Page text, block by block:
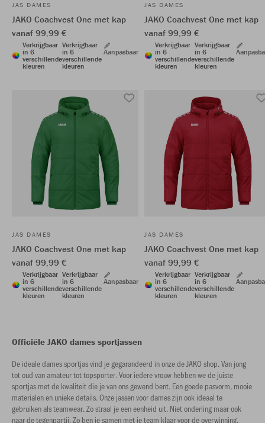
JAS DAMES
JAKO Coachvest One met kap
vanaf 99,99 €
Verkrijgbaar
in 6
verschillende
kleuren
Verkrijgbaar
in 6
verschillende
kleuren
Aanpasbaar
JAS DAMES
JAKO Coachvest One met kap
vanaf 99,99 €
Verkrijgbaar
in 6
verschillende
kleuren
Verkrijgbaar
in 6
verschillende
kleuren
JAS DAMES
JAKO Coachvest One met kap
vanaf 99,99 €
Verkrijgbaar
in 6
verschillende
kleuren
Verkrijgbaar
in 6
verschillende
kleuren
Aanpasbaar
JAS DAMES
JAKO Coachvest One met kap
vanaf 99,99 €
Verkrijgbaar
in 6
verschillende
kleuren
Verkrijgbaar
in 6
verschillende
kleuren
Officiële JAKO dames sportjassen
De ideale dames sportjas vind je gegarandeerd in onze de JAKO shop. Van jong
tot oud van amateur tot topsporter. Voor iedere vrouw hebben we de juiste
sportjas met de kwaliteit die je van ons gewend bent. Een goede pasvorm, mooie
materialen en unieke details. Onze jassen voor dames zijn ook ideaal te
gebruiken als teamwear. Zo straal je een eenheid uit. Niet onderling maar ook
naar de tegenpartij. Zo ben je samen met je team klaar voor de overwinning.